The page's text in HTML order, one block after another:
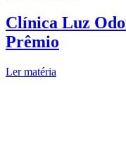
Clínica Luz
Prêmio
Ler matéria